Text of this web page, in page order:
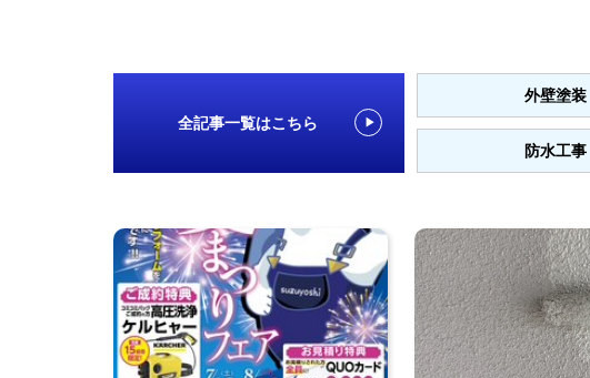
全記事一覧はこちら
外壁塗装
防水工事